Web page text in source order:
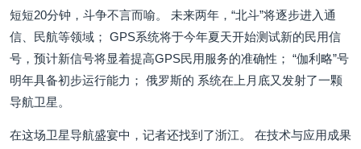
短短20分钟，斗争不言而喻。 未来两年，“北斗”将逐步进入通
信、民航等领域； GPS系统将于今年夏天开始测试新的民用信
号，预计新信号将显着提高GPS民用服务的准确性； “伽利略”号
明年具备初步运行能力； 俄罗斯的 系统在上月底又发射了一颗
导航卫星。
在这场卫星导航盛宴中，记者还找到了浙江。 在技术与应用成果